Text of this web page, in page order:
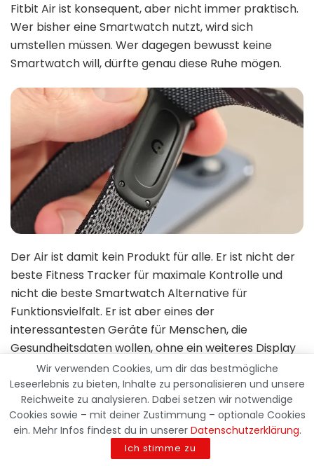
Fitbit Air ist konsequent, aber nicht immer praktisch.
Wer bisher eine Smartwatch nutzt, wird sich
umstellen müssen. Wer dagegen bewusst keine
Smartwatch will, dürfte genau diese Ruhe mögen.
Der Air ist damit kein Produkt für alle. Er ist nicht der
beste Fitness Tracker für maximale Kontrolle und
nicht die beste Smartwatch Alternative für
Funktionsvielfalt. Er ist aber eines der
interessantesten Geräte für Menschen, die
Gesundheitsdaten wollen, ohne ein weiteres Display
in ihrem Leben zu haben.
Attraktiver Preis, aber nicht
ohne Folgekosten-Risiko
ist der Google Fitbit Air fair
Wir verwenden Cookies, um dir das bestmögliche
Leseerlebnis zu bieten, Inhalte zu personalisieren und unsere
Reichweite zu analysieren. Dabei setzen wir notwendige
Cookies sowie – mit deiner Zustimmung – optionale Cookies
ein. Mehr Infos findest du in unserer Datenschutzerklärung.
Ich stimme zu